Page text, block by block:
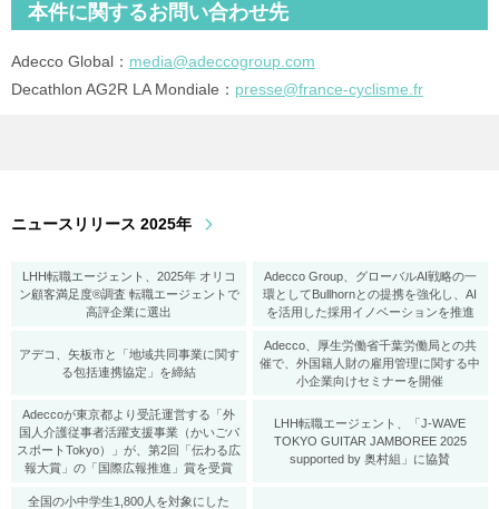
本件に関するお問い合わせ先
Adecco Global： media@adeccogroup.com
Decathlon AG2R LA Mondiale： presse@france-cyclisme.fr
ニュースリリース 2025年
LHH転職エージェント、2025年 オリコ
ン顧客満足度®調査 転職エージェントで
高評企業に選出
Adecco Group、グローバルAI戦略の一
環としてBullhornとの提携を強化し、AI
を活用した採用イノベーションを推進
アデコ、矢板市と「地域共同事業に関す
る包括連携協定」を締結
Adecco、厚生労働省千葉労働局との共
催で、外国籍人財の雇用管理に関する中
小企業向けセミナーを開催
Adeccoが東京都より受託運営する「外
国人介護従事者活躍支援事業（かいごパ
スポートTokyo）」が、第2回「伝わる広
報大賞」の「国際広報推進」賞を受賞
LHH転職エージェント、「J-WAVE
TOKYO GUITAR JAMBOREE 2025
supported by 奥村組」に協賛
全国の小中学生1,800人を対象にした